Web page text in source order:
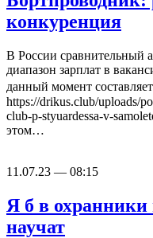
конкуренция
В России сравнительный
диапазон зарплат в
данный момент
https://drikus.club/uploads/
club-p-styuardessa-v-
этом…
11.07.23 — 08:15
Я б в
научат